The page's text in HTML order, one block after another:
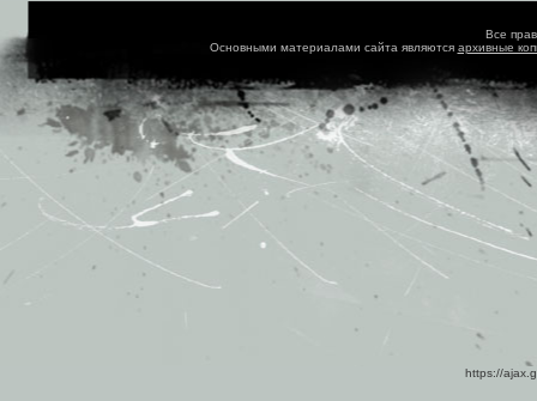
Все
Основными материалами сайта являются архивные
https://